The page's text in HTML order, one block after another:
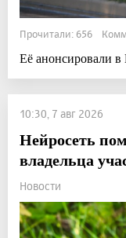
Прочитали: 656
Её анонсировали в
10:30, 7 авг 2026
Нейросеть
владельца
Новости